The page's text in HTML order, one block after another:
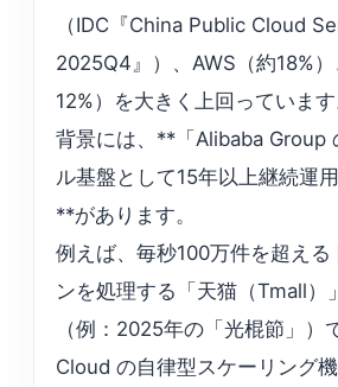
（IDC『China Public Cloud
2025Q4』）、AWS（約18%
12%）を大きく上回っていま
背景には、**「Alibaba Group
ル基盤として15年以上継続運
**があります。
例えば、毎秒100万件を超える
ンを処理する「天猫（Tmall）
（例：2025年の「光棍節」）
Cloud の自律型スケーリング